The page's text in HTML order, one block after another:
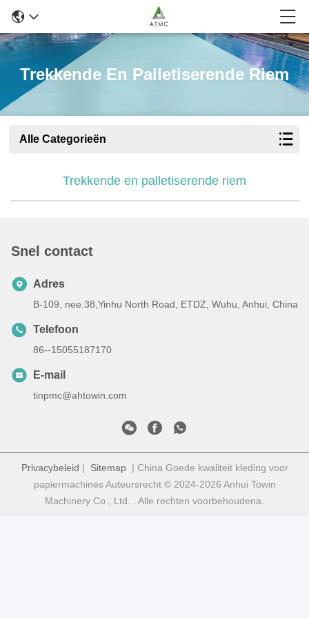
Trekkende En Palletiserende Riem
Alle Categorieën
Trekkende en palletiserende riem
Snel contact
Adres
B-109, nee.38,Yinhu North Road, ETDZ, Wuhu, Anhui, China
Telefoon
86--15055187170
E-mail
tinpmc@ahtowin.com
Privacybeleid | Sitemap| China Goede kwaliteit kleding voor
papiermachines Auteursrecht © 2024-2026 Anhui Towin
Machinery Co., Ltd. . Alle rechten voorbehoudena.